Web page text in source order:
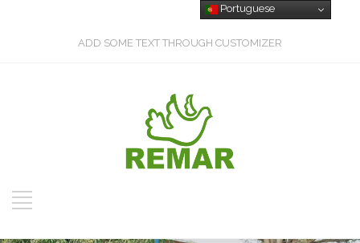
ADD SOME TEXT THROUGH CUSTOMIZER
Portuguese